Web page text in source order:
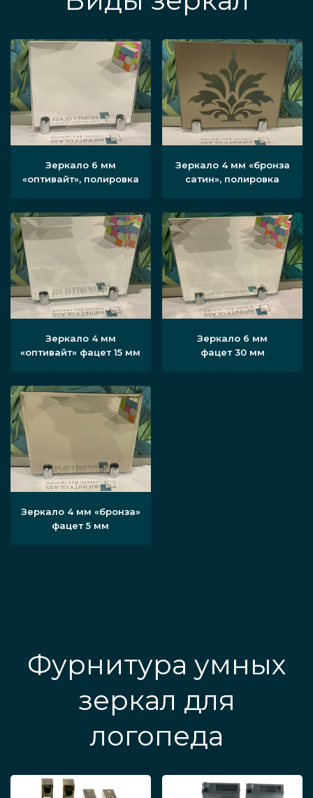
Зеркало 6 мм
«оптивайт», полировка
Зеркало 4 мм «бронза
сатин», полировка
Зеркало 4 мм
«оптивайт» фацет 15 мм
Зеркало 6 мм
фацет 30 мм
Зеркало 4 мм «бронза»
фацет 5 мм
Фурнитура умных
зеркал для
логопеда